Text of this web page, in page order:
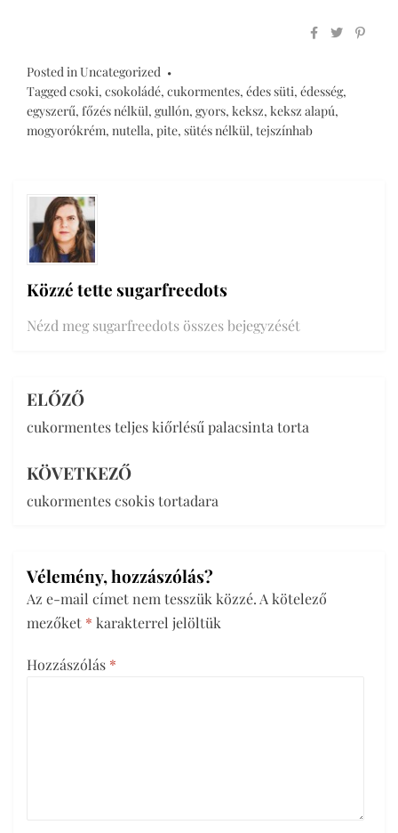
Posted inUncategorized
Taggedcsoki, csokoládé, cukormentes, édes süti, édesség,
egyszerű, főzés nélkül, gullón, gyors, keksz, keksz alapú,
mogyorókrém, nutella, pite, sütés nélkül, tejszínhab
Közzé tettesugarfreedots
Nézd meg sugarfreedots összes bejegyzését
Bejegyzés
navigáció
ELŐZŐ
cukormentes teljes kiőrlésű palacsinta torta
KÖVETKEZŐ
cukormentes csokis tortadara
Vélemény, hozzászólás?
Az e-mail címet nem tesszük közzé.A kötelező
mezőket * karakterrel jelöltük
Hozzászólás *